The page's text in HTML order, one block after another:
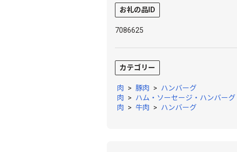
お礼の品ID
7086625
カテゴリー
肉 > 豚肉 > ハンバーグ
肉 > ハム・ソーセージ・ハンバーグ
肉 > 牛肉 > ハンバーグ